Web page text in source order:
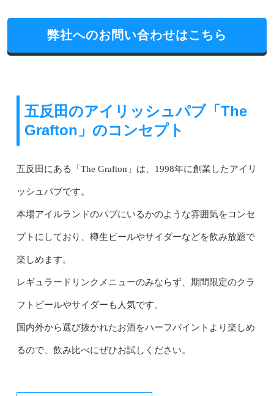
弊社へのお問い合わせはこちら
五反田のアイリッシュパブ「The
Grafton」のコンセプト
五反田にある「The Grafton」は、1998年に創業したアイリ
ッシュパブです。
本場アイルランドのパブにいるかのような雰囲気をコンセ
プトにしており、樽生ビールやサイダーなどを飲み放題で
楽しめます。
レギュラードリンクメニューのみならず、期間限定のクラ
フトビールやサイダーも人気です。
国内外から選び抜かれたお酒をハーフパイントより楽しめ
るので、飲み比べにぜひお試しください。